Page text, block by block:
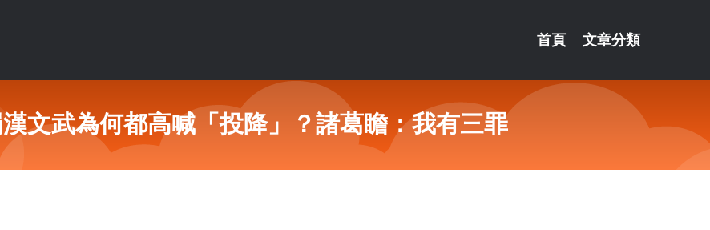
首頁 文章分類
文武為何都高喊「投降」？諸葛瞻：我有三罪